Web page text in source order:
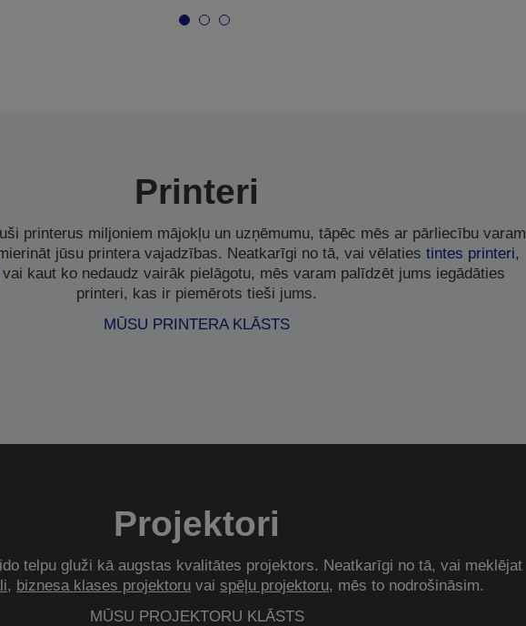
Printeri
printerus miljoniem mājokļu un uzņēmumu, tāpēc mēs ar pārliecību varam
jūsu printera vajadzības. Neatkarīgi no tā, vai vēlatiestintes printeri,
vai kaut ko nedaudz vairāk pielāgotu, mēs varam palīdzēt jums iegādāties
printeri, kas ir piemērots tieši jums.
MŪSU PRINTERA KLĀSTS
Projektori
telpu gluži kā augstas kvalitātes projektors. Neatkarīgi no tā, vai meklējat
, biznesa klases projektoruvai spēļu projektoru, mēs to nodrošināsim.
MŪSU PROJEKTORU KLĀSTS